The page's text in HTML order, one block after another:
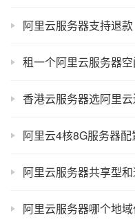
租一个阿里云服务器
阿里云4核8G服务器
阿里云服务器共享型
阿里云服务器哪个地域